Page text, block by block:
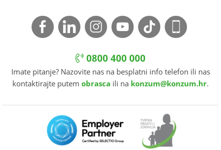
0800 400 000
Imate pitanje? Nazovite nas na besplatni info telefon ili nas
kontaktirajte putem obrasca ili na konzum@konzum.hr.